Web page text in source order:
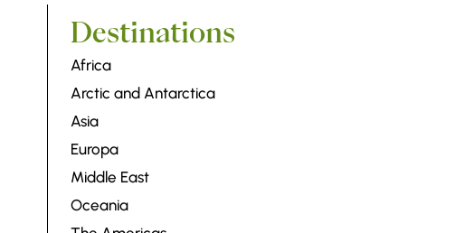
Destinations
Africa
Arctic and Antarctica
Asia
Europa
Middle East
Oceania